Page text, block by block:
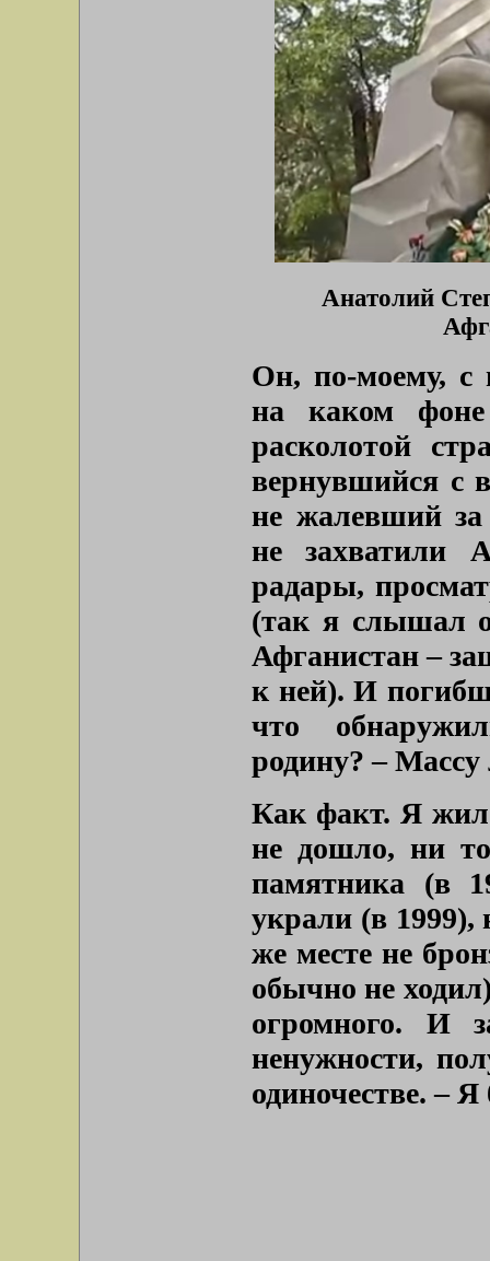
Анатолий
Он, по-моему, с
на каком
расколотой
вернувшийся с
не жалевший
не захватили
радары,
(так я слышал
Афганистан –
к ней). И
что
родину? – Массу
Как факт. Я жил
не дошло, ни
памятника (в
украли (в 1999),
же месте не
обычно не
огромного. И
ненужности,
одиночестве. –